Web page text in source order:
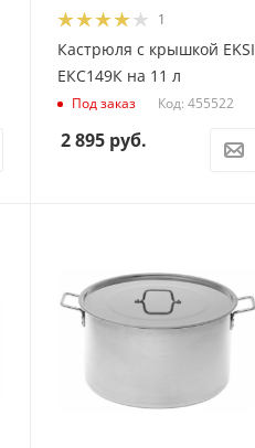
1
Кастрюля с крышкой EKSI
ЕКС149К на 11 л
Под заказ Код: 455522
2 895руб.